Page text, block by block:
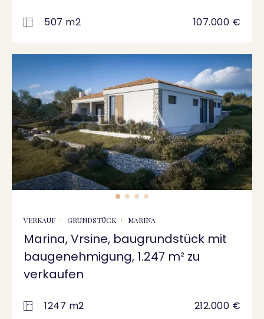
507 m2 107.000 €
VERKAUF GRUNDSTÜCK MARINA
Marina, Vrsine, baugrundstück mit
baugenehmigung, 1.247 m² zu
verkaufen
1247 m2 212.000 €